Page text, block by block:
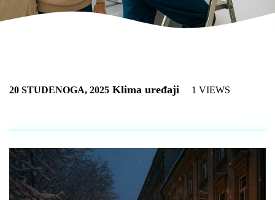
20 STUDENOGA, 2025 Klima uređaji 1 VIEWS